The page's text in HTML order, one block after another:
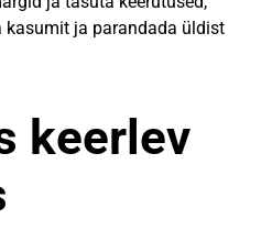
kasumit ja parandada üldist
keerlev